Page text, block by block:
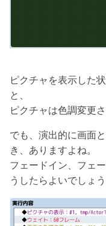
ピクチャを表示した
と、
ピクチャは色調変更さ
でも、演出的に画面
き、ありますよね。
フェードイン、フェ
うしたらよいでしょう